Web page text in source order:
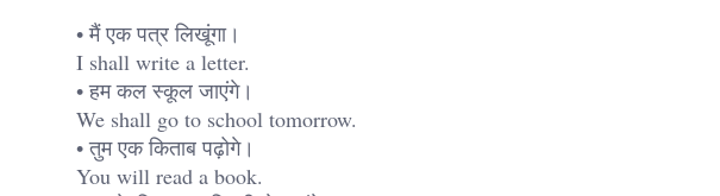
• मैं एक पत्र लिखूंगा।
I shall write a letter.
• हम कल स्कूल जाएंगे।
We shall go to school tomorrow.
• तुम एक किताब पढ़ोगे।
You will read a book.